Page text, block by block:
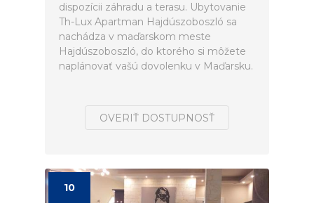
dispozícii záhradu a terasu. Ubytovanie
Th-Lux Apartman Hajdúszoboszló sa
nachádza v maďarskom meste
Hajdúszoboszló, do ktorého si môžete
naplánovať vašú dovolenku v Maďarsku.
OVERIŤ DOSTUPNOSŤ
10